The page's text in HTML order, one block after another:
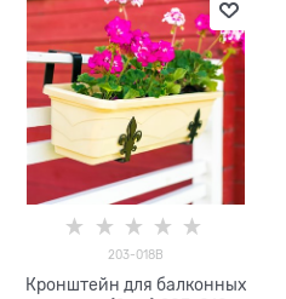
203-018B
Кронштейн для балконных